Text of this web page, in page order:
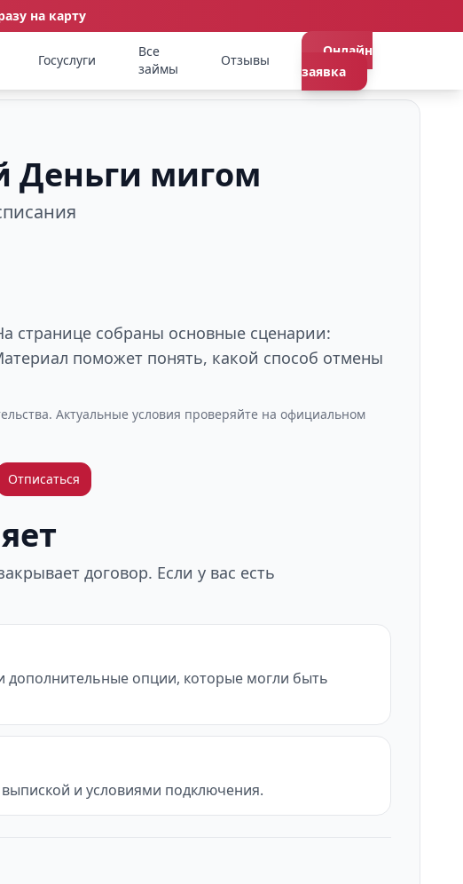
на карту
Госуслуги
Все
займы
Отзывы
Онлайн
заявка
Деньги мигом
странице собраны основные сценарии:
поможет понять, какой способ отмены
Актуальные условия проверяйте на официальном
Отписаться
договор. Если у вас есть
дополнительные опции, которые могли быть
выпиской и условиями подключения.